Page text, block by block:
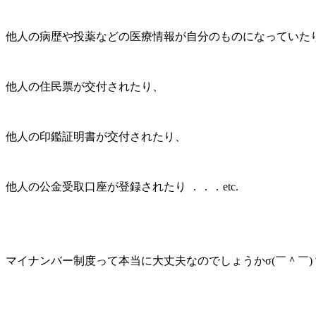
他人の病歴や投薬などの医療情報が自分のものになっていた
他人の住民票が交付されたり、
他人の印鑑証明書が交付されたり、
他人の公金受取口座が登録されたり ．．．etc.
マイナンバー制度って本当に大丈夫なのでしょうかσ(￣＾￣)